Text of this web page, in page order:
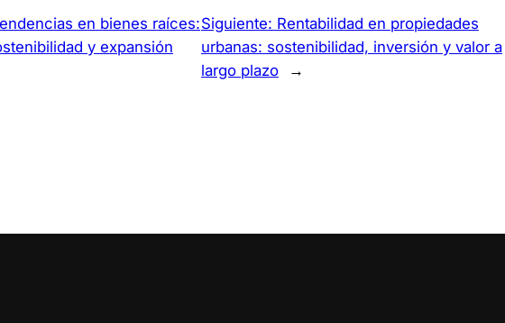
en bienes raíces:
y expansión
Siguiente: Rentabilidad en propiedades
urbanas: sostenibilidad, inversión y valor a
largo plazo
→